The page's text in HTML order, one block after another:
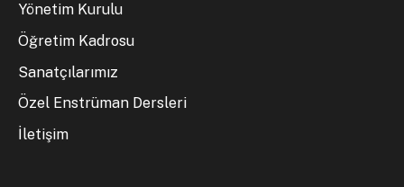
Yönetim Kurulu
Öğretim Kadrosu
Sanatçılarımız
Özel Enstrüman Dersleri
İletişim